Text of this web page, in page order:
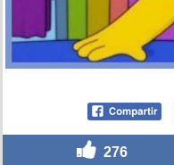
276